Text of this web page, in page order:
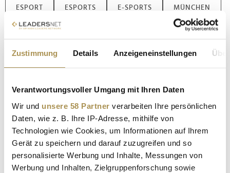
Zustimmung Details Anzeigeneinstellungen
Verantwortungsvoller Umgang mit Ihren Daten
Wir und unsere 58 Partner verarbeiten Ihre persönlichen
Daten, wie z. B. Ihre IP-Adresse, mithilfe von
Technologien wie Cookies, um Informationen auf Ihrem
Gerät zu speichern und darauf zuzugreifen und so
personalisierte Werbung und Inhalte, Messungen von
Werbung und Inhalten, Zielgruppenforschung sowie
ESPORT ESPORTS E-SPORTS MÜNCHEN
SAP GARDEN
GAMING LEAGUE OF LEGENDS
OLYMPIAPARK MÜNCHEN T1 G2 ESPORTS
KARMINE CORP NNO OLD LOS RATONES
Kommentar veröffentlichen